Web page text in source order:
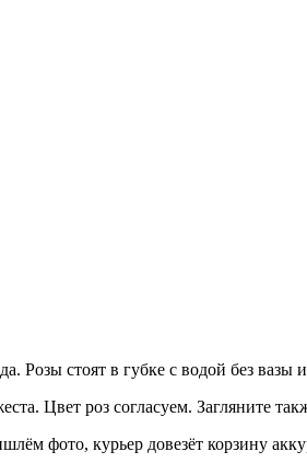
Розы стоят в губке с водой без вазы
Цвет роз согласуем. Загляните
фото, курьер довезёт корзину